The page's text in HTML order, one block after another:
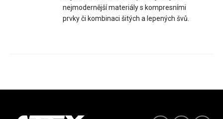
nejmodernější materiály s kompresními
prvky či kombinaci šitých a lepených švů.